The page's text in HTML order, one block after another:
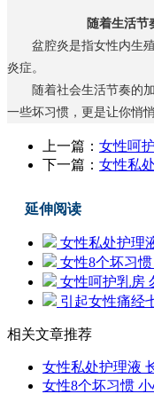
随着生活节
盆腔炎是指女性内生殖
炎症。
随着社会生活节奏的加
一些坏习惯，更是让你悄
上一篇： 女性呵
下一篇： 女性私
延伸阅读
女性私处护理
女性8个坏习
女性呵护乳房
引起女性痛经
相关文章推荐
女性私处护理液
女性8个坏习惯